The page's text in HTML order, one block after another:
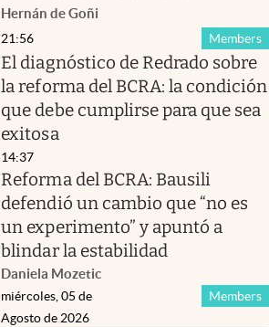
Hernán de Goñi
Members
21:56
El diagnóstico de Redrado sobre
la reforma del BCRA: la condición
que debe cumplirse para que sea
exitosa
14:37
Reforma del BCRA: Bausili
defendió un cambio que “no es
un experimento” y apuntó a
blindar la estabilidad
Daniela Mozetic
Members
miércoles, 05 de
Agosto de 2026